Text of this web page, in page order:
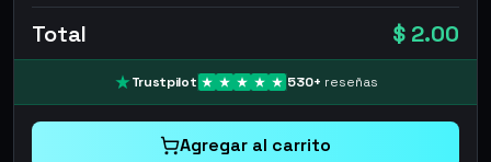
Total $ 2.00
Trustpilot 530+ reseñas
Agregar al carrito